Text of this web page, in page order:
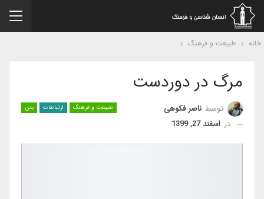
طبیعت و فرهنگ
مرگ در دوردست
طبیعت و فرهنگ ارتباطات بدن توسطناصر فکوهی
دراسفند 27, 1399